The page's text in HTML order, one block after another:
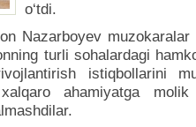
o‘tdi.
Nazarboyev muzokaralar
turli sohalardagi
istiqbollarini
ahamiyatga molik